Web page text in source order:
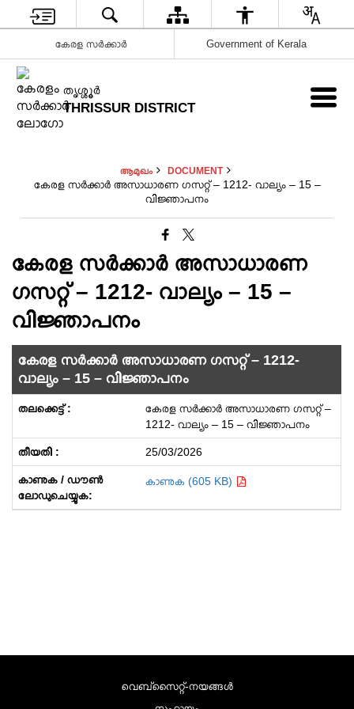
കേരള സർക്കാർ Government of Kerala
ത‍ൃശ്ശ‍ൂർ
THRISSUR DISTRICT
ആമുഖം DOCUMENT
കേരള സർക്കാർ അസാധാരണ ഗസറ്റ് – 1212- വാല്യം – 15 –
വിജ്ഞാപനം
കേരള സർക്കാർ അസാധാരണ
ഗസറ്റ് – 1212- വാല്യം – 15 –
വിജ്ഞാപനം
കേരള സർക്കാർ അസാധാരണ ഗസറ്റ് – 1212-
വാല്യം – 15 – വിജ്ഞാപനം
കേരള സർക്കാർ അസാധാരണ ഗസറ്റ് –
1212- വാല്യം – 15 – വിജ്ഞാപനം
25/03/2026
കാണുക (605 KB)
വെബ്സൈറ്റ്-നയങ്ങള്‍